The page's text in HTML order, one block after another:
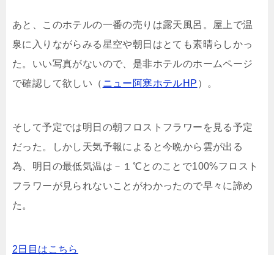
あと、このホテルの一番の売りは露天風呂。屋上で温
泉に入りながらみる星空や朝日はとても素晴らしかっ
た。いい写真がないので、是非ホテルのホームページ
で確認して欲しい（ ニュー阿寒ホテルHP ）。
そして予定では明日の朝フロストフラワーを見る予定
だった。しかし天気予報によると今晩から雲が出る
為、明日の最低気温は－１℃とのことで100%フロスト
フラワーが見られないことがわかったので早々に諦め
た。
2日目はこちら